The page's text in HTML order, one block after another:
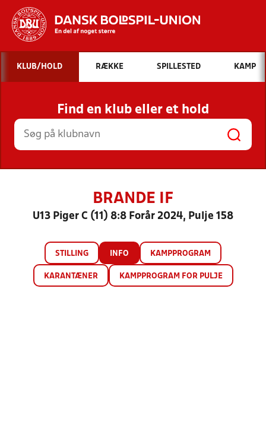
Hvad vil du søge efter?
INDHOLD OG NYHEDER
STILLINGER, RESULTATER, KLUBBER OG
HOLD
KLUB/HOLD RÆKKE SPILLESTED KAMP
Find en klub eller et hold
BRANDE IF
U13 Piger C (11) 8:8 Forår 2024, Pulje 158
STILLING INFO KAMPPROGRAM
KARANTÆNER KAMPPROGRAM FOR PULJE